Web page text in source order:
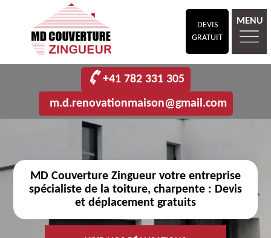
DEVIS
GRATUIT
MENU
+41 782 331 305
m.d.renovationmaison@gmail.com
MD Couverture Zingueur votre entreprise
spécialiste de la toiture, charpente : Devis
et déplacement gratuits